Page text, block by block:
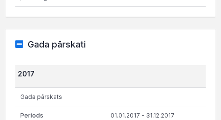
Gada pārskati
2017
Gada pārskats
01.01.2017 - 31.12.2017